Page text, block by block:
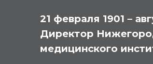
21 февраля 1901 –
Директор
медицинского